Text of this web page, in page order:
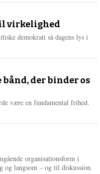
e
r
virkelighed
demokrati så dagens lys i
der binder os
være en fundamental frihed.
organisationsform i
og langsom – og til diskussion.